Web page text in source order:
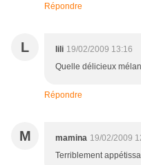
Répondre
L lili 19/02/2009 13:16
Quelle délicieux
Répondre
M mamina 19/02/2009
Terriblement